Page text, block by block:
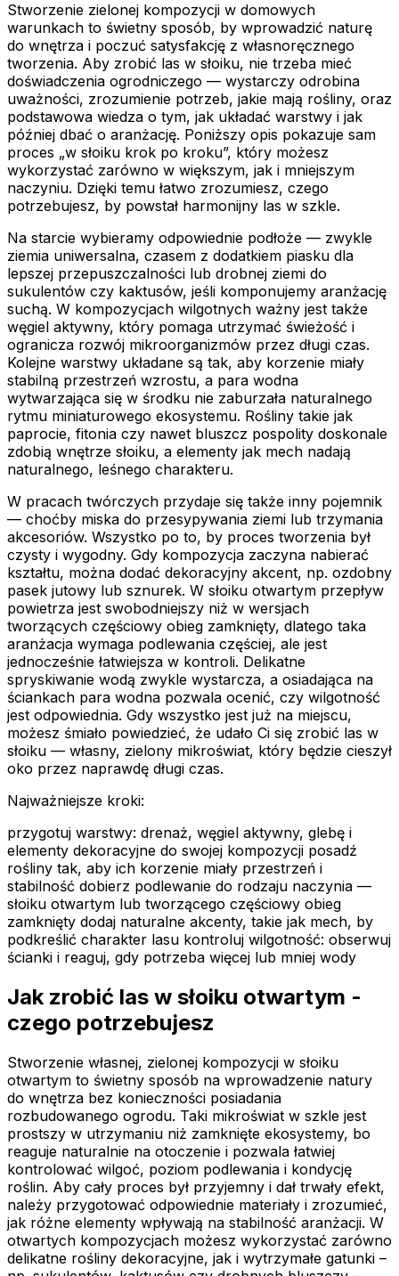
Stworzenie zielonej kompozycji w domowych
warunkach to świetny sposób, by wprowadzić naturę
do wnętrza i poczuć satysfakcję z własnoręcznego
tworzenia. Aby zrobić las w słoiku, nie trzeba mieć
doświadczenia ogrodniczego — wystarczy odrobina
uważności, zrozumienie potrzeb, jakie mają rośliny, oraz
podstawowa wiedza o tym, jak układać warstwy i jak
później dbać o aranżację. Poniższy opis pokazuje sam
proces „w słoiku krok po kroku”, który możesz
wykorzystać zarówno w większym, jak i mniejszym
naczyniu. Dzięki temu łatwo zrozumiesz, czego
potrzebujesz, by powstał harmonijny las w szkle.
Na starcie wybieramy odpowiednie podłoże — zwykle
ziemia uniwersalna, czasem z dodatkiem piasku dla
lepszej przepuszczalności lub drobnej ziemi do
sukulentów czy kaktusów, jeśli komponujemy aranżację
suchą. W kompozycjach wilgotnych ważny jest także
węgiel aktywny, który pomaga utrzymać świeżość i
ogranicza rozwój mikroorganizmów przez długi czas.
Kolejne warstwy układane są tak, aby korzenie miały
stabilną przestrzeń wzrostu, a para wodna
wytwarzająca się w środku nie zaburzała naturalnego
rytmu miniaturowego ekosystemu. Rośliny takie jak
paprocie, fitonia czy nawet bluszcz pospolity doskonale
zdobią wnętrze słoiku, a elementy jak mech nadają
naturalnego, leśnego charakteru.
W pracach twórczych przydaje się także inny pojemnik
— choćby miska do przesypywania ziemi lub trzymania
akcesoriów. Wszystko po to, by proces tworzenia był
czysty i wygodny. Gdy kompozycja zaczyna nabierać
kształtu, można dodać dekoracyjny akcent, np. ozdobny
pasek jutowy lub sznurek. W słoiku otwartym przepływ
powietrza jest swobodniejszy niż w wersjach
tworzących częściowy obieg zamknięty, dlatego taka
aranżacja wymaga podlewania częściej, ale jest
jednocześnie łatwiejsza w kontroli. Delikatne
spryskiwanie wodą zwykle wystarcza, a osiadająca na
ściankach para wodna pozwala ocenić, czy wilgotność
jest odpowiednia. Gdy wszystko jest już na miejscu,
możesz śmiało powiedzieć, że udało Ci się zrobić las w
słoiku — własny, zielony mikroświat, który będzie cieszył
oko przez naprawdę długi czas.
Najważniejsze kroki:
przygotuj warstwy: drenaż, węgiel aktywny, glebę i
elementy dekoracyjne do swojej kompozycji posadź
rośliny tak, aby ich korzenie miały przestrzeń i
stabilność dobierz podlewanie do rodzaju naczynia —
słoiku otwartym lub tworzącego częściowy obieg
zamknięty dodaj naturalne akcenty, takie jak mech, by
podkreślić charakter lasu kontroluj wilgotność: obserwuj
ścianki i reaguj, gdy potrzeba więcej lub mniej wody
Jak zrobić las w słoiku otwartym -
czego potrzebujesz
Stworzenie własnej, zielonej kompozycji w słoiku
otwartym to świetny sposób na wprowadzenie natury
do wnętrza bez konieczności posiadania
rozbudowanego ogrodu. Taki mikroświat w szkle jest
prostszy w utrzymaniu niż zamknięte ekosystemy, bo
reaguje naturalnie na otoczenie i pozwala łatwiej
kontrolować wilgoć, poziom podlewania i kondycję
roślin. Aby cały proces był przyjemny i dał trwały efekt,
należy przygotować odpowiednie materiały i zrozumieć,
jak różne elementy wpływają na stabilność aranżacji. W
otwartych kompozycjach możesz wykorzystać zarówno
delikatne rośliny dekoracyjne, jak i wytrzymałe gatunki –